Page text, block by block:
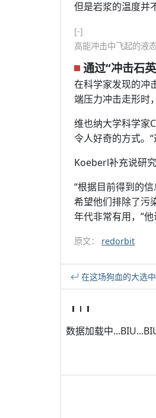
但是岩浆的温度并
[-]
高能冲击中飞起的液
通过“冲击石
在科学家发现的冲
端压力冲击走形时
维也纳大学科学家
令人好奇的方式。
Koeberl补充说研
“根据目前得到的
希望他们排除了污
年代非常有用，”他
原文： redorbit
在这场狗血的大选
数据加载中